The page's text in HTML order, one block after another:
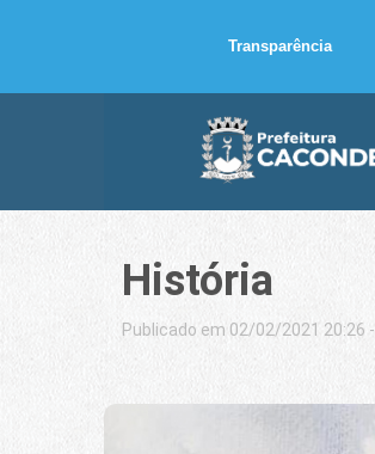
Transparência
História
Publicado em 02/02/2021 20:26 -